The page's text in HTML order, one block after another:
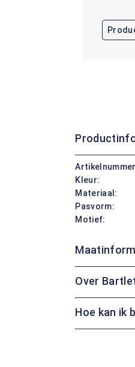
Artikelnummer
Kleur:
Materiaal:
Pasvorm:
Motief:
Over
Hoe kan ik